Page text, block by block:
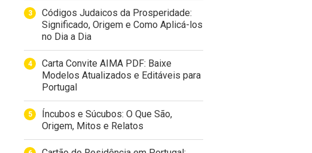
Códigos Judaicos da Prosperidade:
Significado, Origem e Como Aplicá-los
no Dia a Dia
Carta Convite AIMA PDF: Baixe
Modelos Atualizados e Editáveis para
Portugal
Íncubos e Súcubos: O Que São,
Origem, Mitos e Relatos